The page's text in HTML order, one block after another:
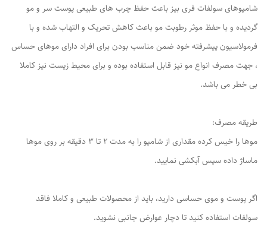
شامپوهای سولفات فری بیز باعث حفظ چرب های طبیعی پوست سر و مو
گردیده و با حفظ موثر رطوبت مو باعث کاهش تحریک و التهاب شده و با
فرمولاسیون پیشرفته خود ضمن مناسب بودن برای افراد دارای موهای حساس
، جهت مصرف انواع مو نیز قابل استفاده بوده و برای محیط زیست نیز کاملا
بی خطر می باشد.
طریقه مصرف:
موها را خیس کرده مقداری از شامپو را به مدت ۲ تا ۳ دقیقه بر روی موها
ماساژ داده سپس آبکشی نمایید.
اگر پوست و موی حساسی دارید، باید از محصولات طبیعی و کاملا فاقد
سولفات استفاده کنید تا دچار عوارض جانبی نشوید.